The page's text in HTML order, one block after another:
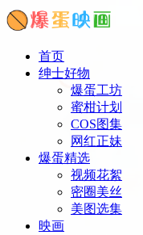
首页
绅士好物
爆蛋工坊
蜜柑计划
COS图集
网红正妹
爆蛋精选
视频花絮
密圈美丝
美图选集
映画